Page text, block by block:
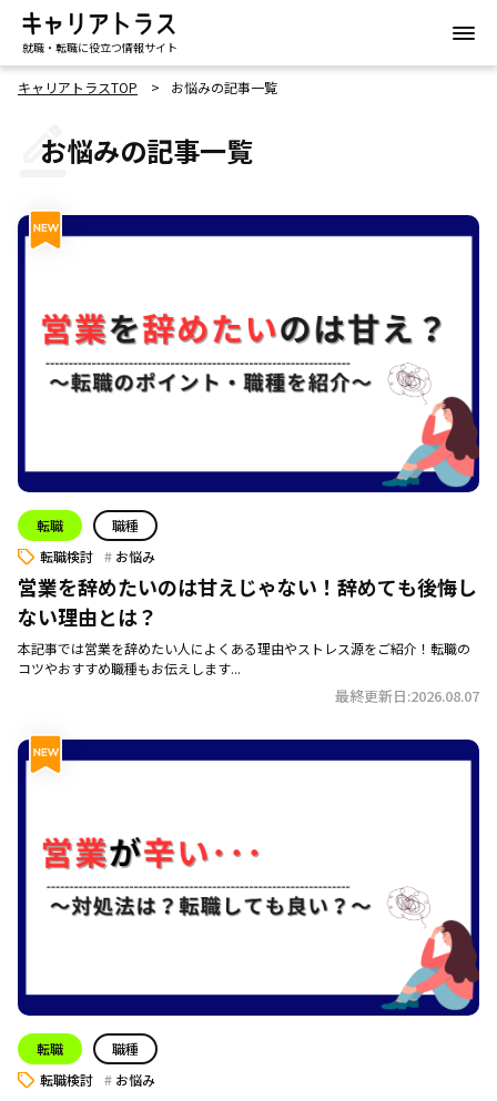
就職・転職に役立つ情報サイト
キャリアトラスTOP お悩みの記事一覧
お悩みの記事一覧
転職
職種
転職検討
お悩み
営業を辞めたいのは甘えじゃない！辞めても後悔し
ない理由とは？
本記事では営業を辞めたい人によくある理由やストレス源をご紹介！転職の
コツやおすすめ職種もお伝えします...
最終更新日:2026.08.07
転職
職種
転職検討
お悩み